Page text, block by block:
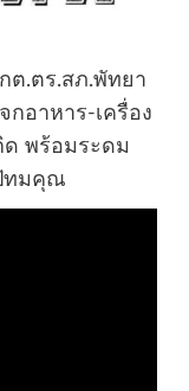
ต.ตร.สภ.พัทยา
กอาหาร-เครื่อง
ด พร้อมระดม
ทมคุณ